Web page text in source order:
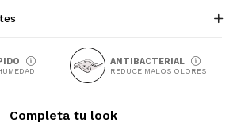
ANTIBACTERIAL
REDUCE MALOS OLORES
Completa tu look